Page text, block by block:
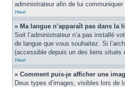
administrateur afin de lui communiquer
Haut
» Ma langue n’apparaît pas dans la
Soit l’administrateur n’a pas installé
de langue que vous souhaitez. Si
(accessible depuis un des liens situés
Haut
» Comment puis-je afficher une
Deux types d’images, visibles lors de